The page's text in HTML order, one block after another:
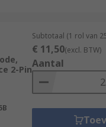
2-Pin
Subtotaal (1 rol van
€ 11,50(excl. BTW)
Aantal